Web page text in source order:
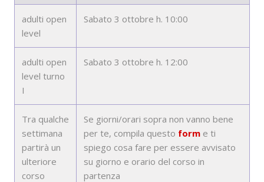
adulti open
level
Sabato 3 ottobre h. 10:00
adulti open
level turno
I
Sabato 3 ottobre h. 12:00
Tra qualche
settimana
partirà un
ulteriore
corso
Se giorni/orari sopra non vanno bene
per te, compila questo form e ti
spiego cosa fare per essere avvisato
su giorno e orario del corso in
partenza